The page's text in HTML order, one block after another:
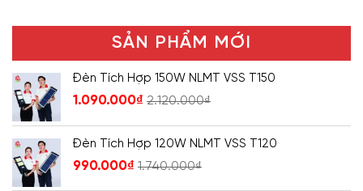
SẢN PHẨM MỚI
Đèn Tích Hợp 150W NLMT VSS T150
1.090.000₫ 2.120.000₫
Đèn Tích Hợp 120W NLMT VSS T120
990.000₫ 1.740.000₫